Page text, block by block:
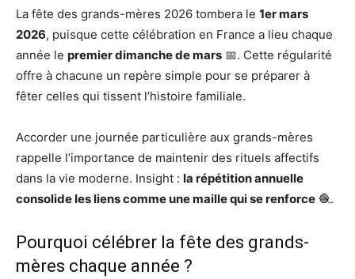
La fête des grands-mères 2026 tombera le 1er mars
2026, puisque cette célébration en France a lieu chaque
année le premier dimanche de mars 📅. Cette régularité
offre à chacune un repère simple pour se préparer à
fêter celles qui tissent l’histoire familiale.
Accorder une journée particulière aux grands-mères
rappelle l’importance de maintenir des rituels affectifs
dans la vie moderne. Insight : la répétition annuelle
consolide les liens comme une maille qui se renforce 🧶.
Pourquoi célébrer la fête des grands-
mères chaque année ?